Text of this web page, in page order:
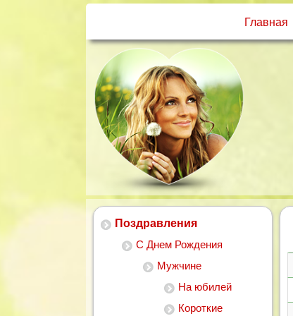
Главная
Поздравления
С Днем Рождения
Мужчине
На юбилей
Короткие